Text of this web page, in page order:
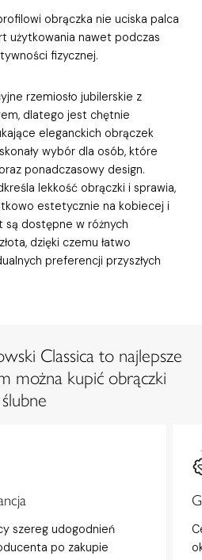
obrączka nie uciska palca
użytkowania nawet podczas
fizycznej.
rzemiosło jubilerskie z
dlatego jest chętnie
eleganckich obrączek
wybór dla osób, które
ponadczasowy design.
lekkość obrączki i sprawia,
estetycznie na kobiecej i
są dostępne w różnych
dzięki czemu łatwo
preferencji przyszłych
Classica to najlepsze
można kupić obrączki
ślubne
szereg udogodnień
po zakupie